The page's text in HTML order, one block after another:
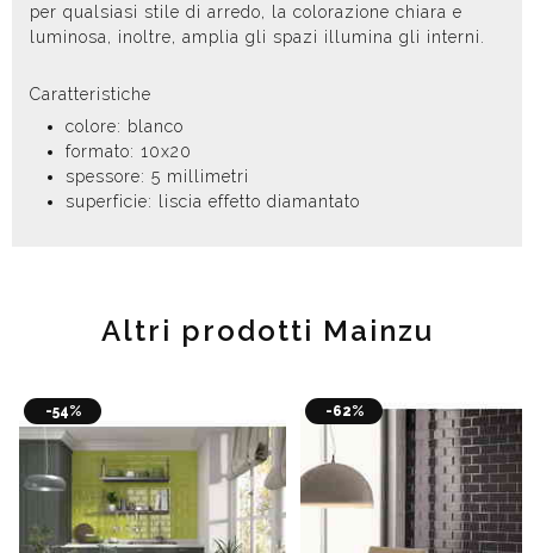
per qualsiasi stile di arredo, la colorazione chiara e
luminosa, inoltre, amplia gli spazi illumina gli interni.
Caratteristiche
colore: blanco
formato: 10x20
spessore: 5 millimetri
superficie: liscia effetto diamantato
Altri prodotti Mainzu
-54% -62%